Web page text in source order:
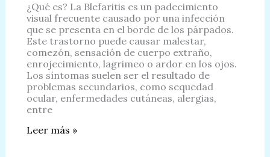
¿Qué es? La Blefaritis es un padecimiento
visual frecuente causado por una infección
que se presenta en el borde de los párpados.
Este trastorno puede causar malestar,
comezón, sensación de cuerpo extraño,
enrojecimiento, lagrimeo o ardor en los ojos.
Los síntomas suelen ser el resultado de
problemas secundarios, como sequedad
ocular, enfermedades cutáneas, alergias,
entre
Blefaritis:
Leer más »